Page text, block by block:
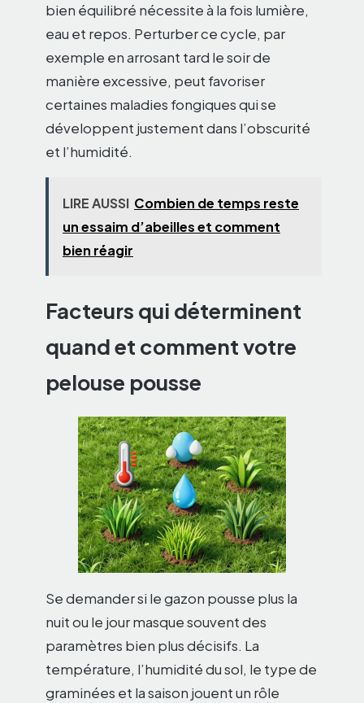
bien équilibré nécessite à la fois lumière,
eau et repos. Perturber ce cycle, par
exemple en arrosant tard le soir de
manière excessive, peut favoriser
certaines maladies fongiques qui se
développent justement dans l’obscurité
et l’humidité.
LIRE AUSSI Combien de temps reste
un essaim d’abeilles et comment
bien réagir
Facteurs qui déterminent
quand et comment votre
pelouse pousse
Se demander si le gazon pousse plus la
nuit ou le jour masque souvent des
paramètres bien plus décisifs. La
température, l’humidité du sol, le type de
graminées et la saison jouent un rôle